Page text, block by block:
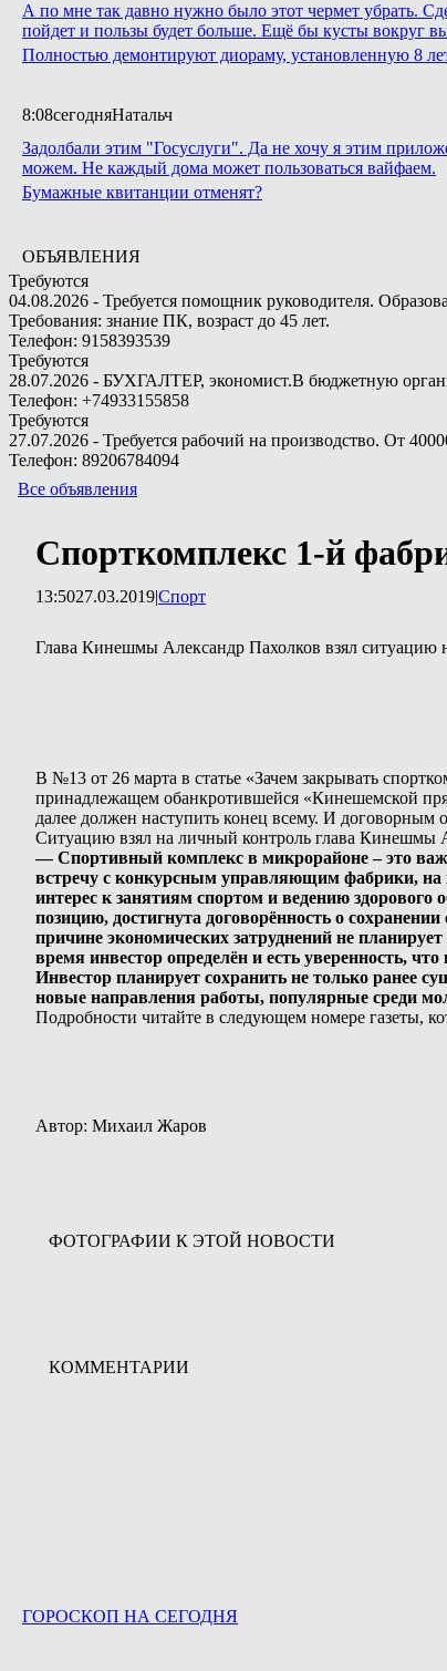
А по мне так давно нужно было этот чермет убрать.
пойдет и пользы будет больше. Ещё бы кусты вокруг
Полностью демонтируют диораму, установленную 8
8:08сегодняНатальч
Задолбали этим "Госуслуги". Да не хочу я этим
можем. Не каждый дома может пользоваться вайфаем.
Бумажные квитанции отменят?
ОБЪЯВЛЕНИЯ
Требуются
04.08.2026 - Требуется помощник руководителя.
Требования: знание ПК, возраст до 45 лет.
Телефон: 9158393539
Требуются
28.07.2026 - БУХГАЛТЕР, экономист.В бюджетную
Телефон: +74933155858
Требуются
27.07.2026 - Требуется рабочий на производство. От
Телефон: 89206784094
Все объявления
Спорткомплекс 1-й
13:5027.03.2019|Спорт
Глава Кинешмы Александр Пахолков взял ситуацию
В №13 от 26 марта в статье «Зачем закрывать
принадлежащем обанкротившейся «Кинешемской
далее должен наступить конец всему. И договорным
Ситуацию взял на личный контроль глава Кинешмы
— Спортивный комплекс в микрорайоне – это
встречу с конкурсным управляющим фабрики, на
интерес к занятиям спортом и ведению
позицию, достигнута договорённость о
причине экономических затруднений не
время инвестор определён и есть уверенность,
Инвестор планирует сохранить не только ранее
новые направления работы, популярные среди
Подробности читайте в следующем номере газеты,
Автор: Михаил Жаров
ФОТОГРАФИИ К ЭТОЙ НОВОСТИ
КОММЕНТАРИИ
ГОРОСКОП НА СЕГОДНЯ